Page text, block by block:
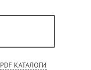
PDF КАТАЛОГИ